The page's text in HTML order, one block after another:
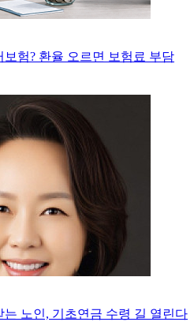
보험? 환율 오르면 보험료 부담
는 노인, 기초연금 수령 길 열린다